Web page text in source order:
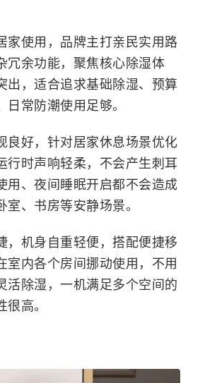
家使用，品牌主打亲民实用路
冗余功能，聚焦核心除湿体
出，适合追求基础除湿、预算
常防潮使用足够。
良好，针对居家休息场景优化
行时声响轻柔，不会产生刺耳
用、夜间睡眠开启都不会造成
室、书房等安静场景。
，机身自重轻便，搭配便捷移
室内各个房间挪动使用，不用
活除湿，一机满足多个空间的
很高。